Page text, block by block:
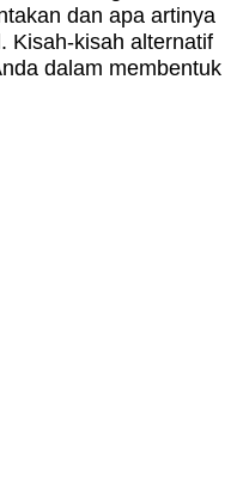
dan apa artinya
Kisah-kisah alternatif
dalam membentuk